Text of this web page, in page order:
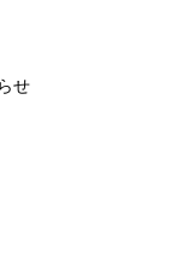
せ